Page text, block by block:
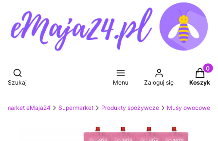
Otwórz wyszukiwarkę
Szukaj Menu Zaloguj się Koszyk
eMaja24 Supermarket Produkty spożywcze Musy owocowe